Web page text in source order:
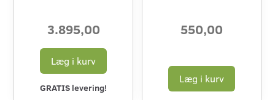
3.895,00
Læg i kurv
GRATIS levering!
550,00
Læg i kurv